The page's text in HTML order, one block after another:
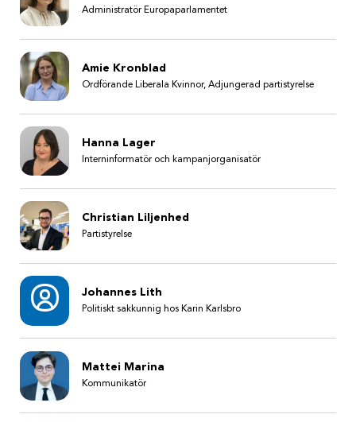
Administratör Europaparlamentet
Amie Kronblad
Ordförande Liberala Kvinnor, Adjungerad partistyrelse
Hanna Lager
Interninformatör och kampanjorganisatör
Christian Liljenhed
Partistyrelse
Johannes Lith
Politiskt sakkunnig hos Karin Karlsbro
Mattei Marina
Kommunikatör